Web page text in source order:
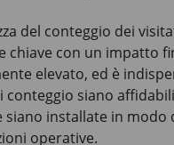
del conteggio dei
chiave con un impatto
elevato, ed è
siano
siano installate in modo
operative.